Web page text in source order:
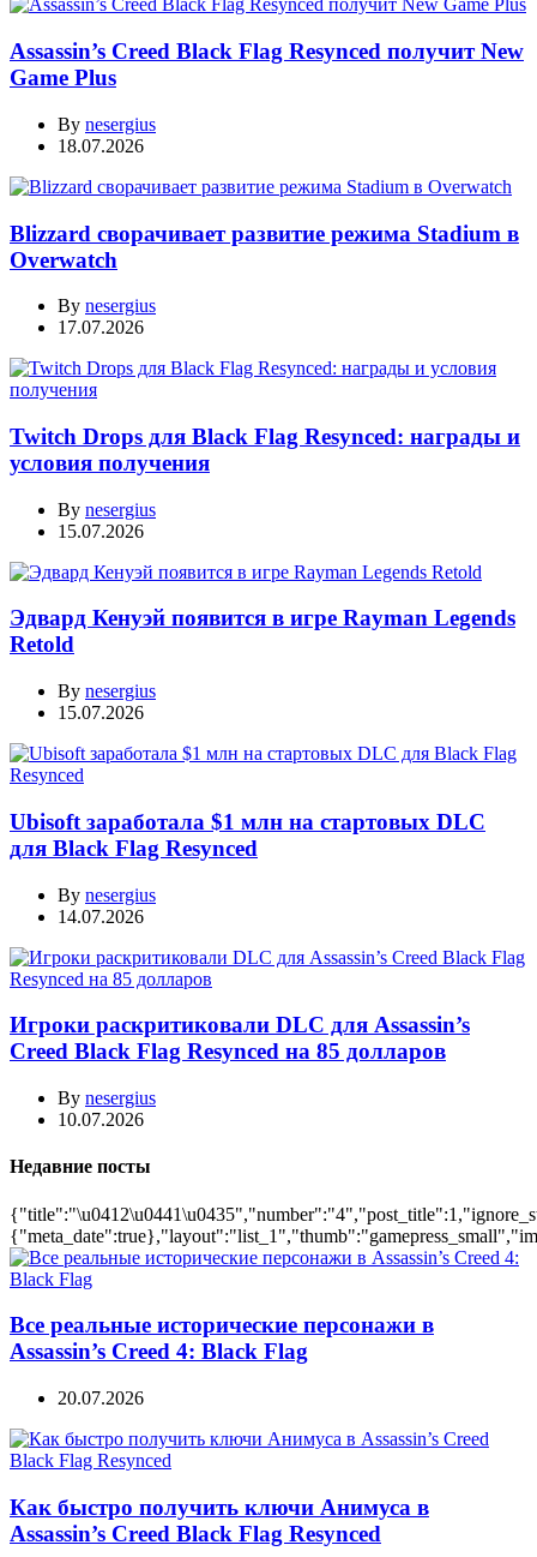
Assassin’s Creed Black Flag Resynced получит New
Game Plus
By nesergius
18.07.2026
Blizzard сворачивает развитие режима Stadium в
Overwatch
By nesergius
17.07.2026
Twitch Drops для Black Flag Resynced: награды и
условия получения
By nesergius
15.07.2026
Эдвард Кенуэй появится в игре Rayman Legends
Retold
By nesergius
15.07.2026
Ubisoft заработала $1 млн на стартовых DLC
для Black Flag Resynced
By nesergius
14.07.2026
Игроки раскритиковали DLC для Assassin’s
Creed Black Flag Resynced на 85 долларов
By nesergius
10.07.2026
Недавние посты
Все реальные исторические персонажи в
Assassin’s Creed 4: Black Flag
20.07.2026
Как быстро получить ключи Анимуса в
Assassin’s Creed Black Flag Resynced